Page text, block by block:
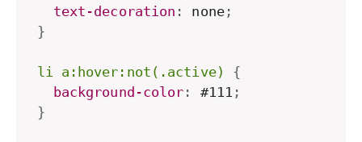
text-decoration : none;
}
li a:hover:not(.active)
{
background-color : #111 ;
}